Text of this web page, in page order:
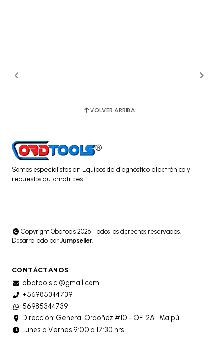
VOLVER ARRIBA
Somos especialistas en Equipos de diagnóstico electrónico y
repuestos automotrices.
Copyright Obdtools 2026. Todos los derechos reservados.
Desarrollado por Jumpseller.
CONTÁCTANOS
obdtools.cl@gmail.com
+56985344739
56985344739
Dirección: General Ordoñez #10 - OF 12A | Maipú
Lunes a Viernes 9:00 a 17:30 hrs.